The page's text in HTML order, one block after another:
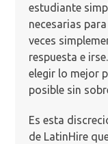
estudiante
necesarias
veces
respuesta e
elegir lo mejor
posible sin
Es esta
de LatinHire